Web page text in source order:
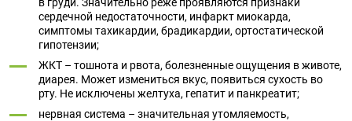
сердечной недостаточности, инфаркт миокарда,
симптомы тахикардии, брадикардии, ортостатической
гипотензии;
ЖКТ – тошнота и рвота, болезненные ощущения в животе,
диарея. Может измениться вкус, появиться сухость во
рту. Не исключены желтуха, гепатит и панкреатит;
нервная система – значительная утомляемость,